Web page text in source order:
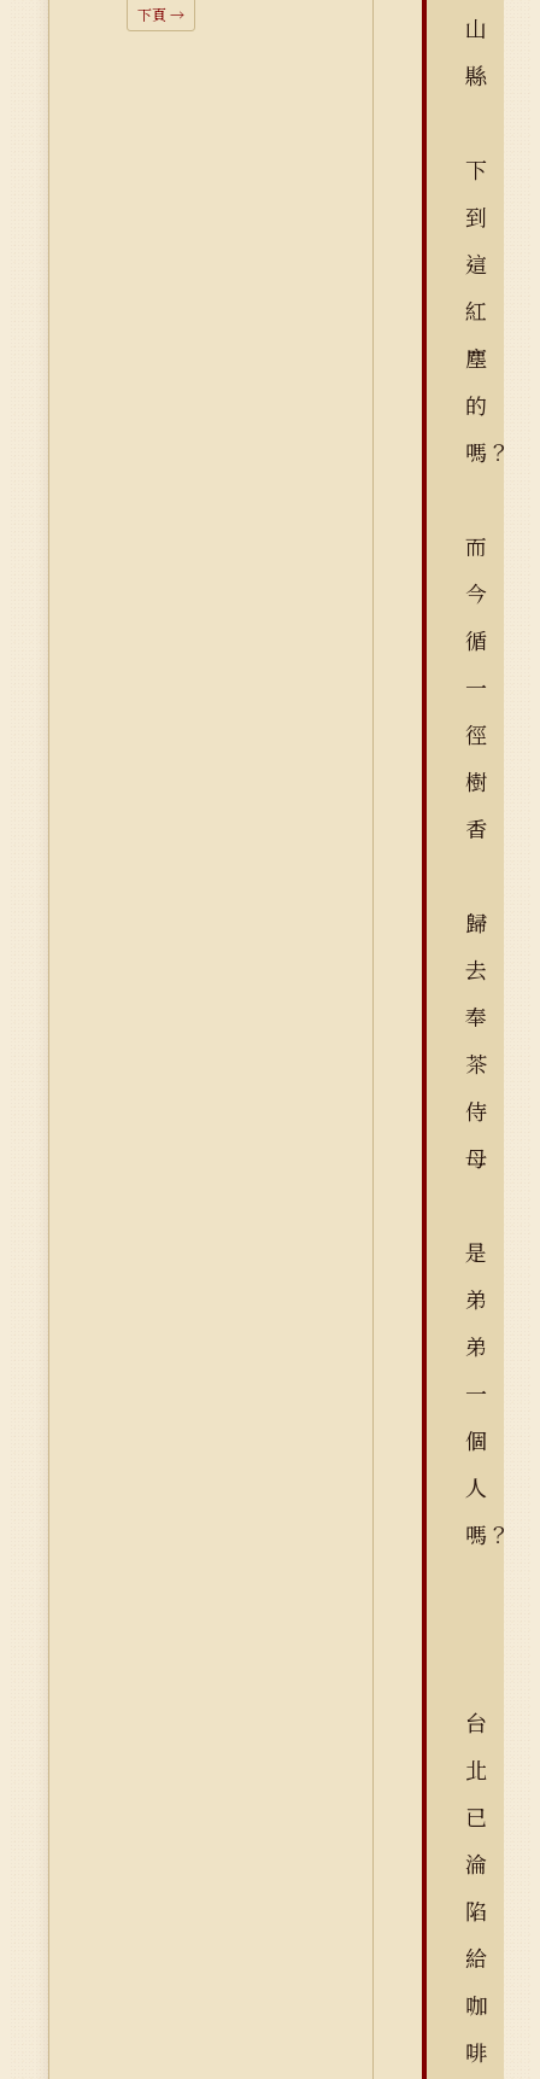
下頁 →
山
縣
下
到
這
紅
塵
的
嗎？
而
今
循
一
徑
樹
香
歸
去
奉
茶
侍
母
是
弟
弟
一
個
人
嗎？
台
北
已
淪
陷
給
咖
啡